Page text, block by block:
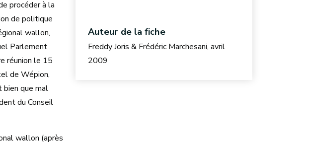
procéder à la
de politique
wallon,
Parlement
réunion le 15
de Wépion,
bien que mal
du Conseil
wallon (après
Auteur de la fiche
Freddy Joris & Frédéric Marchesani, avril
2009